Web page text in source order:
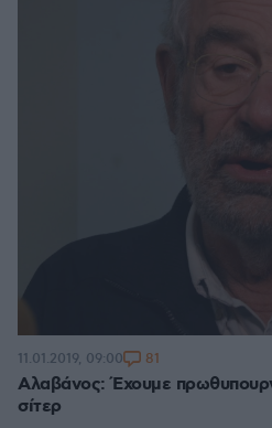
Αλαβάνος: Έχουμε
σίτερ
11.01.2019, 09:00 81